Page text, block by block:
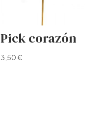
Pick corazón
3,50€